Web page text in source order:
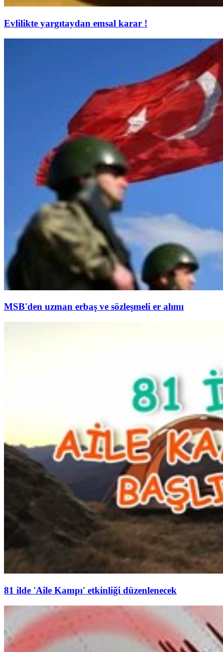
Evlilikte yargıtaydan emsal karar !
MSB'den uzman erbaş ve sözleşmeli er alımı
81 ilde 'Aile Kampı' etkinliği düzenlenecek